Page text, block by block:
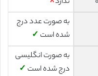
به صورت عدد درج
شده است ✓
به صورت انگلیسی
درج شده است ✓